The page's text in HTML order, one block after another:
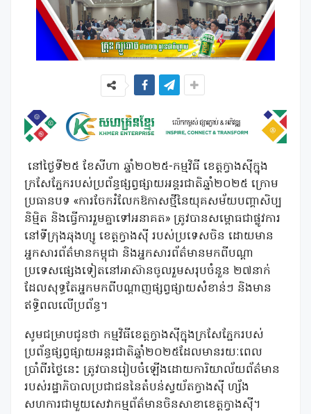
នៅថ្ងៃទី២៥ ខែសីហា ឆ្នាំ២០២៥-កម្មវិធី ខេត្តក្វាងស៊ីក្នុង
ក្រសែភ្នែករបស់ប្រព័ន្ធផ្សព្វផ្សាយអន្តរជាតិឆ្នាំ២០២៥ ក្រោម
ប្រធានបទ «ការចែករំលែកឱកាសថ្មីនៃយុគសម័យបញ្គាសិប្ប
និម្មិត និងធ្វើការរួមគ្នាទៅអនាគត» ត្រូវបានសម្ពោធជាផ្លូវការ
នៅទីក្រុងឆុងហ្សូ ខេត្តក្វាងស៊ី របស់ប្រទេសចិន ដោយមាន
អ្នកសារព័ត៌មានកម្ពុជា និងអ្នកសារព័ត៌មានមកពីបណ្តា
ប្រទេសផ្សេងទៀតនៅអាស៊ានចូលរួមសរុបចំនួន ២៧នាក់
ដែលសុទ្ធតែអ្នកមកពីបណ្តាញផ្សព្វផ្សាយសំខាន់ៗ និងមាន
ឥទ្ធិពលលើប្រព័ន្ធ។
សូមជម្រាបជូនថា កម្មវិធីខេត្តក្វាងស៊ីក្នុងក្រសែភ្នែករបស់
ប្រព័ន្ធផ្សព្វផ្សាយអន្តរជាតិឆ្នាំ២០២៥ដែលមានរយៈពេល
ប្រាំពីរថ្ងៃនេះ ត្រូវបានរៀបចំឡើងដោយការិយាល័យព័ត៌មាន
របស់រដ្ឋាភិបាលប្រជាជននៃតំបន់ស្វយ័តក្វាងស៊ី ហ្ស័ង
សហការជាមួយសេវាកម្មព័ត៌មានចិនសាខាខេត្តក្វាងស៊ី។